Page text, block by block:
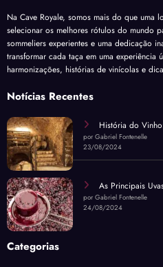
Na Cave Royale, somos mais do que uma
selecionar os melhores rótulos do mundo
sommeliers experientes e uma dedicação
transformar cada taça em uma experiência
harmonizações, histórias de vinícolas e
Notícias Recentes
História do
por Gabriel Fontenelle
23/08/2024
As Principais
por Gabriel Fontenelle
24/08/2024
Categorias